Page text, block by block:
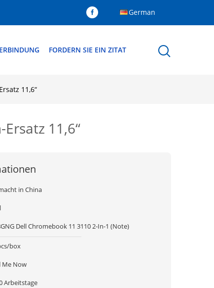
German
FORDERN SIE EIN ZITAT
11,6“
11,6“
in China
Dell Chromebook 11 3110 2-In-1 (Note)
box
Me Now
Arbeitstage